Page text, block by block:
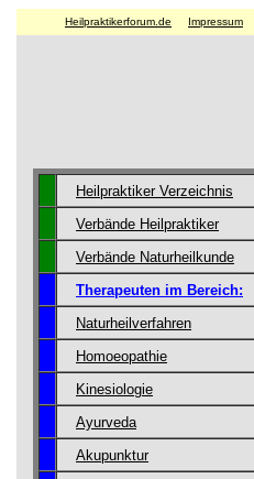
Heilpraktikerforum.de Impressum
Heilpraktiker Verzeichnis
Verbände Heilpraktiker
Verbände Naturheilkunde
Therapeuten im Bereich:
Naturheilverfahren
Homoeopathie
Kinesiologie
Ayurveda
Akupunktur